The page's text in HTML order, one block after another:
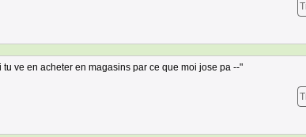
ve en acheter en magasins par ce que moi jose pa --"